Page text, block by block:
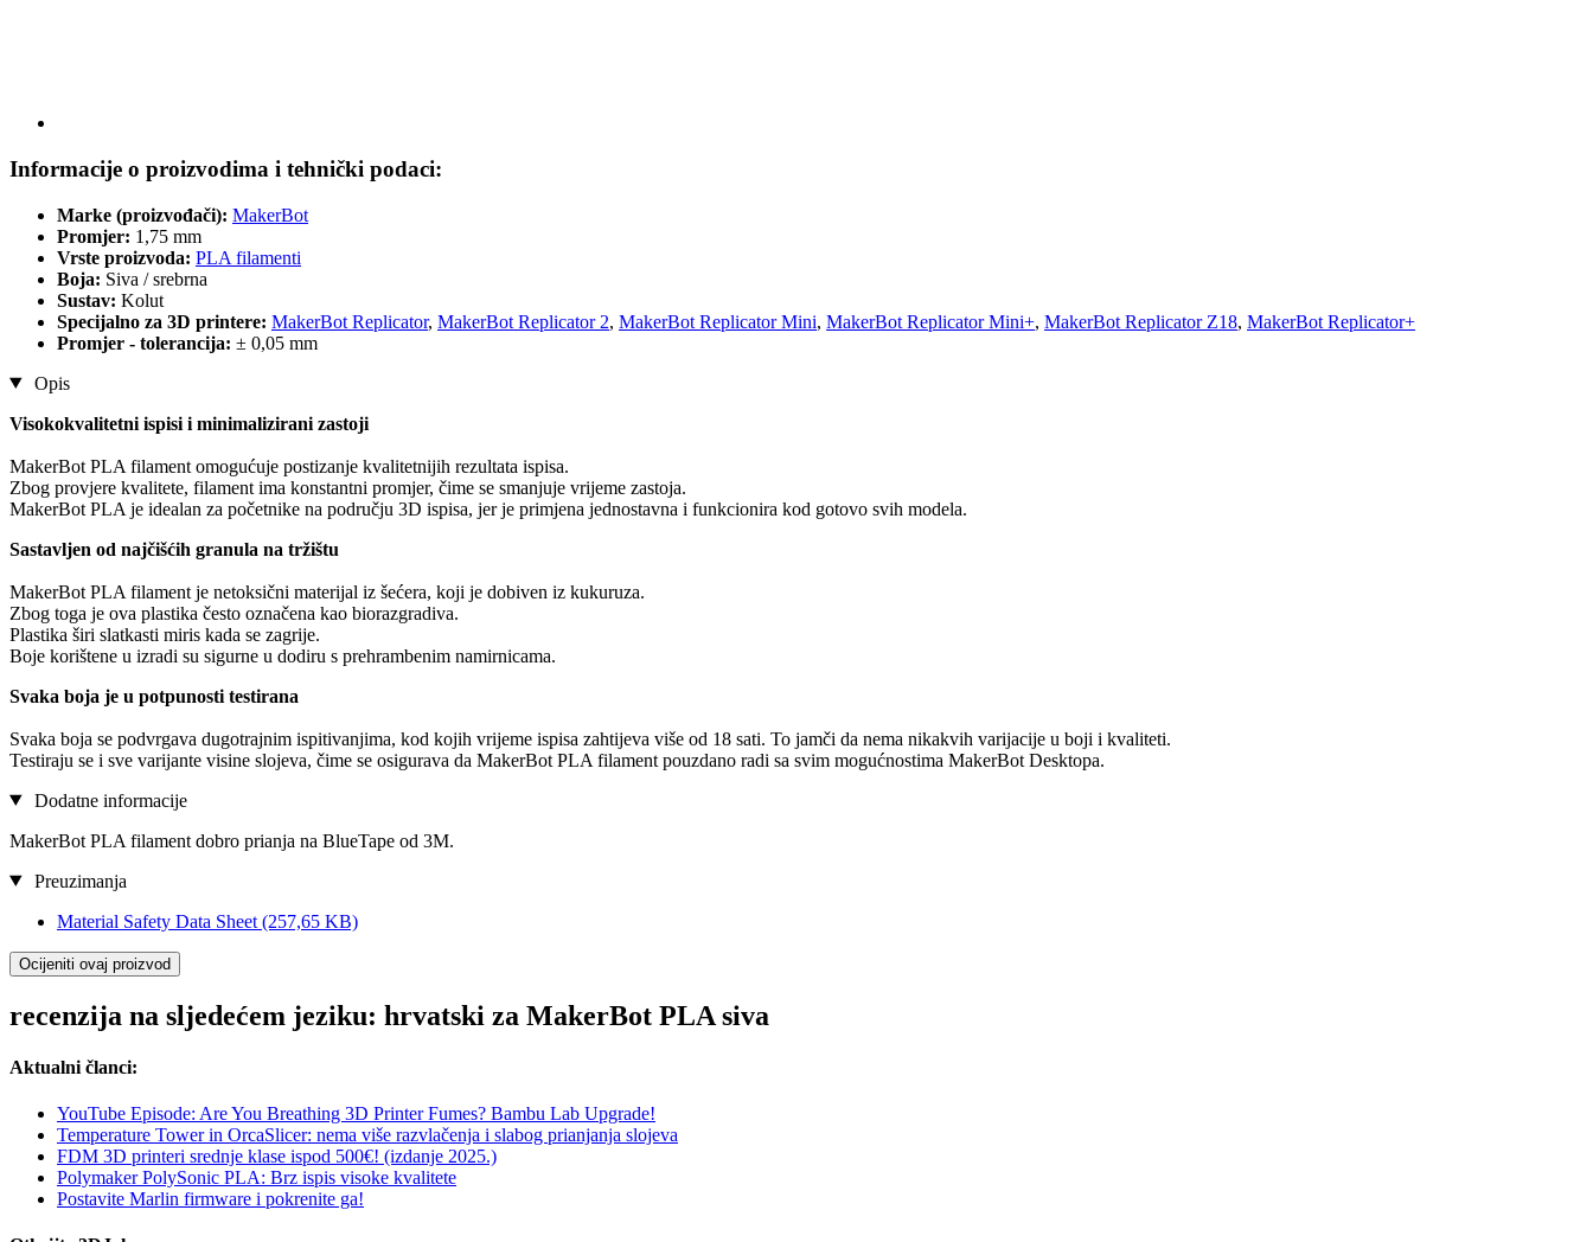
Informacije o proizvodima i tehnički podaci:
Marke (proizvođači): MakerBot
Promjer: 1,75 mm
Vrste proizvoda: PLA filamenti
Boja: Siva / srebrna
Sustav: Kolut
Specijalno za 3D printere: MakerBot Replicator, MakerBot Replicator 2, MakerBot Replicator Mini, MakerBot Replicator Mini+, MakerBot Replicator Z18, MakerBot Replicator+
Promjer - tolerancija: ± 0,05 mm
Opis
Visokokvalitetni ispisi i minimalizirani zastoji
MakerBot PLA filament omogućuje postizanje kvalitetnijih rezultata ispisa.
Zbog provjere kvalitete, filament ima konstantni promjer, čime se smanjuje vrijeme zastoja.
MakerBot PLA je idealan za početnike na području 3D ispisa, jer je primjena jednostavna i funkcionira kod gotovo svih modela.
Sastavljen od najčišćih granula na tržištu
MakerBot PLA filament je netoksični materijal iz šećera, koji je dobiven iz kukuruza.
Zbog toga je ova plastika često označena kao biorazgradiva.
Plastika širi slatkasti miris kada se zagrije.
Boje korištene u izradi su sigurne u dodiru s prehrambenim namirnicama.
Svaka boja je u potpunosti testirana
Svaka boja se podvrgava dugotrajnim ispitivanjima, kod kojih vrijeme ispisa zahtijeva više od 18 sati. To jamči da nema nikakvih varijacije u boji i kvaliteti.
Testiraju se i sve varijante visine slojeva, čime se osigurava da MakerBot PLA filament pouzdano radi sa svim mogućnostima MakerBot Desktopa.
Dodatne informacije
MakerBot PLA filament dobro prianja na BlueTape od 3M.
Preuzimanja
Material Safety Data Sheet (257,65 KB)
Ocijeniti ovaj proizvod
recenzija na sljedećem jeziku: hrvatski za MakerBot PLA siva
Aktualni članci:
YouTube Episode: Are You Breathing 3D Printer Fumes? Bambu Lab Upgrade!
Temperature Tower in OrcaSlicer: nema više razvlačenja i slabog prianjanja slojeva
FDM 3D printeri srednje klase ispod 500€! (izdanje 2025.)
Polymaker PolySonic PLA: Brz ispis visoke kvalitete
Postavite Marlin firmware i pokrenite ga!